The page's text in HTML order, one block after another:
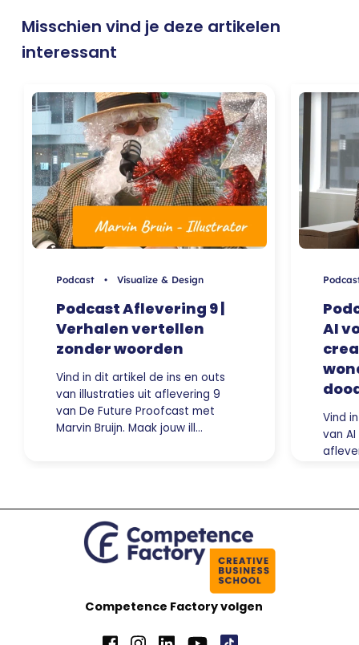
Misschien vind je deze artikelen
interessant
Podcast • Visualize & Design
Podcast Aflevering 9 |
Verhalen vertellen
zonder woorden
Vind in dit artikel de ins en outs
van illustraties uit aflevering 9
van De Future Proofcast met
Marvin Bruijn. Maak jouw ill…
AI
Vind
van
Competence Factory volgen